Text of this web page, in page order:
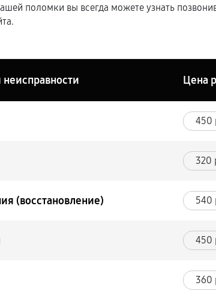
поломки вы всегда можете узнать
Цена
450
320
(восстановление) 540
450
360